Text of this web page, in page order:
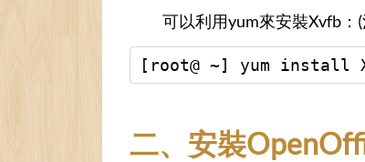
可以利用yum來安裝Xvfb：
[root@ ~] yum install
二、安裝